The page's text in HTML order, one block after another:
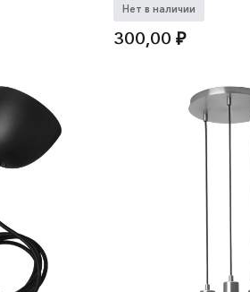
Нет в наличии
300,00 ₽